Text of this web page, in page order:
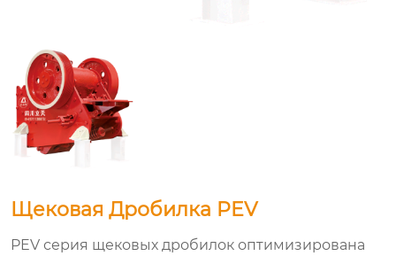
Щековая Дробилка PEV
PEV серия щековых дробилок оптимизирована